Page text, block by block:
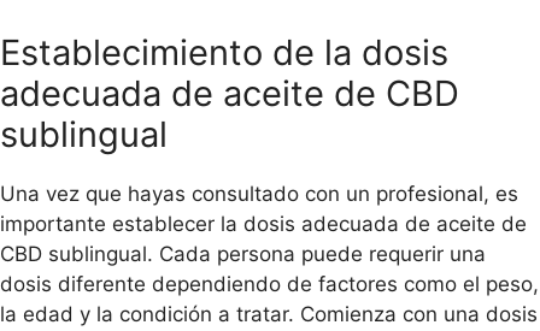
Establecimiento de la dosis
adecuada de aceite de CBD
sublingual
Una vez que hayas consultado con un profesional, es
importante establecer la dosis adecuada de aceite de
CBD sublingual. Cada persona puede requerir una
dosis diferente dependiendo de factores como el peso,
la edad y la condición a tratar. Comienza con una dosis